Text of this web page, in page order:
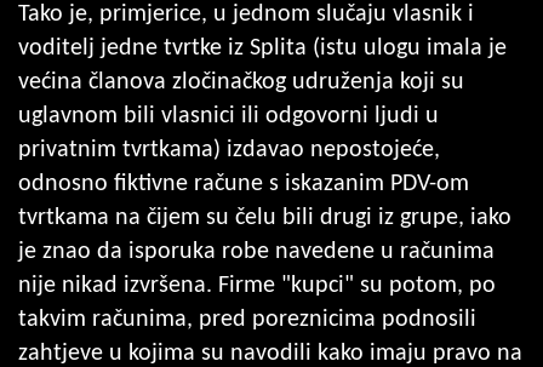
Tako je, primjerice, u jednom slučaju vlasnik i
voditelj jedne tvrtke iz Splita (istu ulogu imala je
većina članova zločinačkog udruženja koji su
uglavnom bili vlasnici ili odgovorni ljudi u
privatnim tvrtkama) izdavao nepostojeće,
odnosno fiktivne račune s iskazanim PDV-om
tvrtkama na čijem su čelu bili drugi iz grupe, iako
je znao da isporuka robe navedene u računima
nije nikad izvršena. Firme "kupci" su potom, po
takvim računima, pred poreznicima podnosili
zahtjeve u kojima su navodili kako imaju pravo na